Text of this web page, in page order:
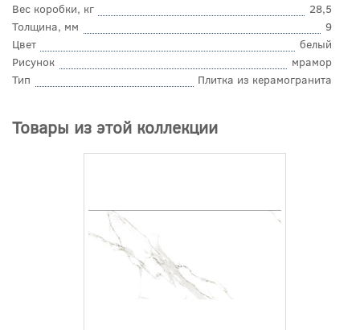
Вес коробки, кг
28,5
Толщина, мм
9
Цвет
белый
Рисунок
мрамор
Тип
Плитка из керамогранита
Товары из этой коллекции